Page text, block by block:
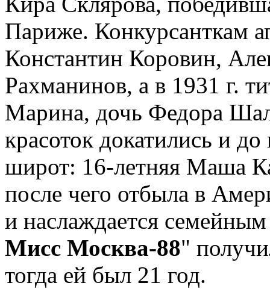
Париже. Конкурсанткам
Константин Коровин,
Рахманинов, а в 1931 г.
Марина, дочь Федора
красоток докатились и
широт: 16-летняя Маша
после чего отбыла в
и наслаждается
Мисс Москва-88"
тогда ей был 21 год.